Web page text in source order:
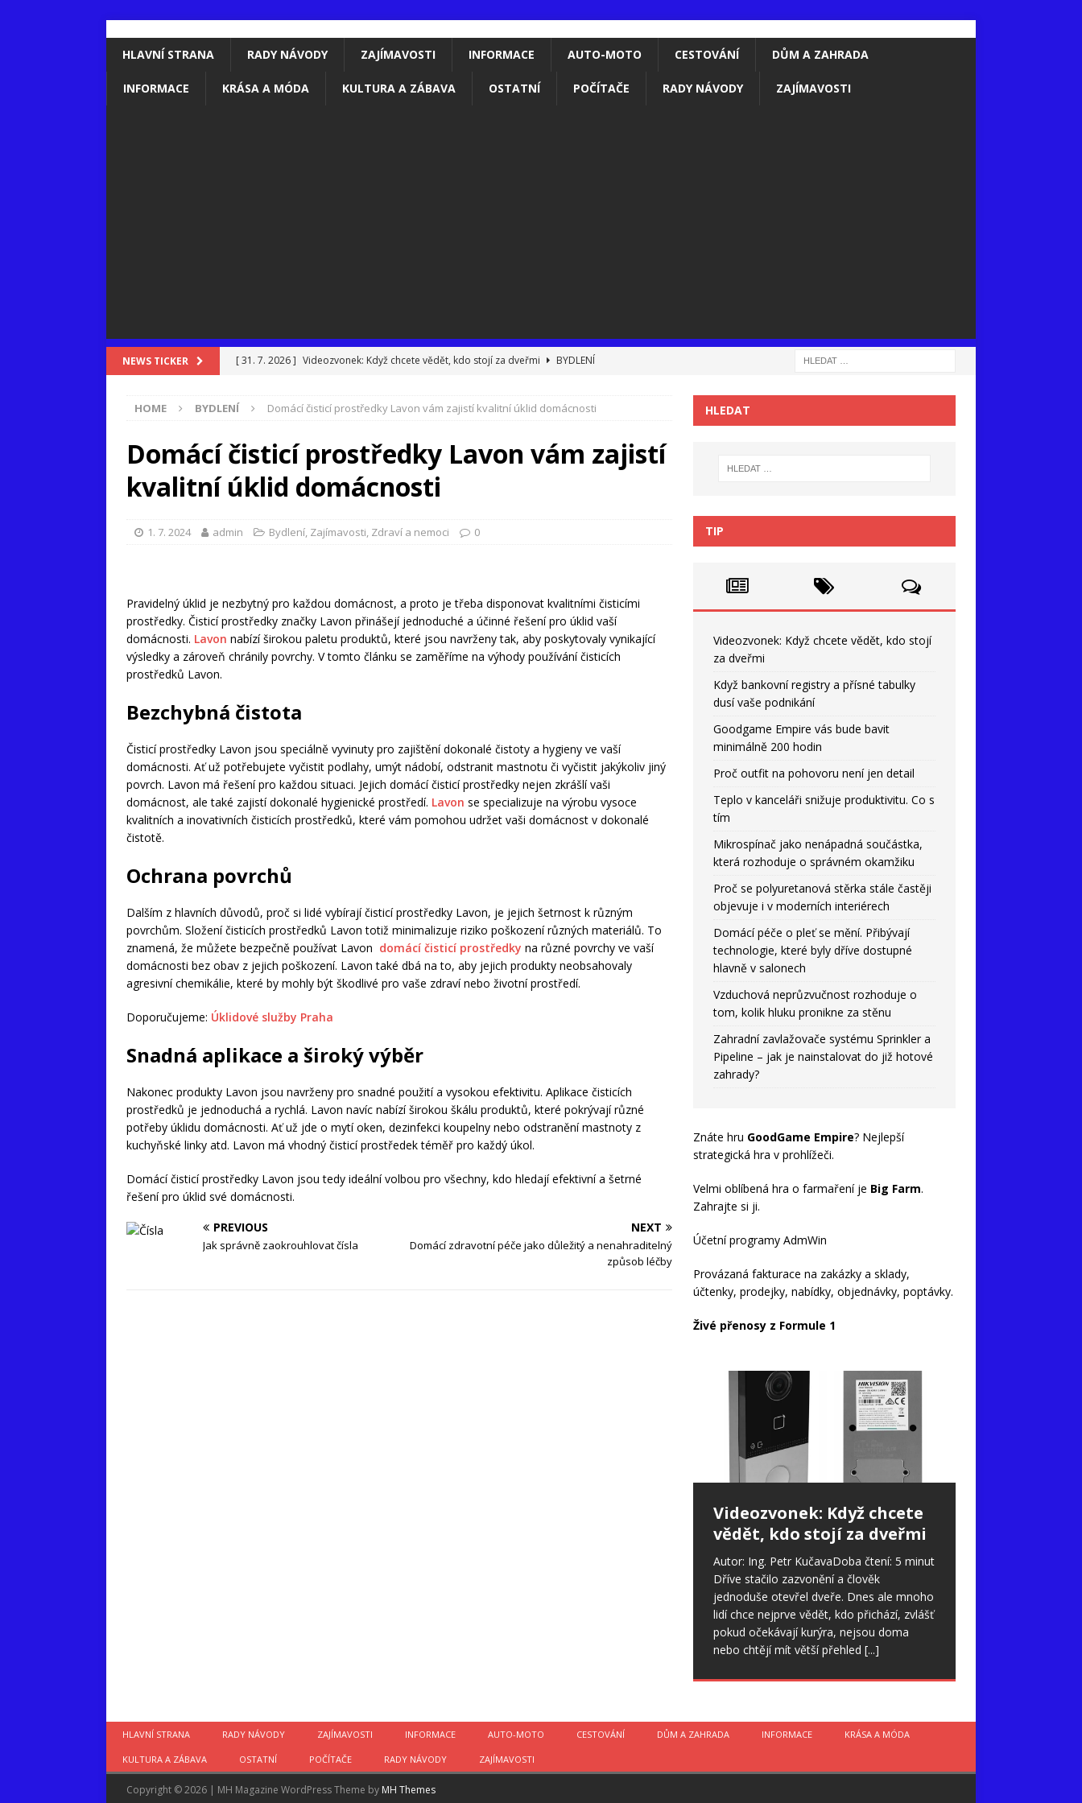
HLAVNÍ STRANA RADY NÁVODY ZAJÍMAVOSTI INFORMACE AUTO-MOTO CESTOVÁNÍ DŮM A ZAHRADA
INFORMACE KRÁSA A MÓDA KULTURA A ZÁBAVA OSTATNÍ POČÍTAČE RADY NÁVODY ZAJÍMAVOSTI
NEWS TICKER [ 31. 7. 2026 ] Videozvonek: Když chcete vědět, kdo stojí za dveřmi
BYDLENÍ
[ 8. 7. 2026 ] Goodgame Empire vás bude bavit minimálně 200 hodin
POČÍTAČE
[ 7. 7. 2026 ]
Proč outfit na pohovoru není jen detail
RADY NÁVODY
Teplo v kanceláři snižuje produktivitu. Co s tím
HOME BYDLENÍ Domácí čisticí prostředky Lavon vám zajistí kvalitní úklid domácnosti
Domácí čisticí prostředky Lavon vám zajistí
kvalitní úklid domácnosti
1. 7. 2024 admin Bydlení, Zajímavosti, Zdraví a nemoci 0
Pravidelný úklid je nezbytný pro každou domácnost, a proto je třeba disponovat kvalitními čisticími
prostředky. Čisticí prostředky značky Lavon přinášejí jednoduché a účinné řešení pro úklid vaší
domácnosti. Lavon nabízí širokou paletu produktů, které jsou navrženy tak, aby poskytovaly vynikající
výsledky a zároveň chránily povrchy. V tomto článku se zaměříme na výhody používání čisticích
prostředků Lavon.
Bezchybná čistota
Čisticí prostředky Lavon jsou speciálně vyvinuty pro zajištění dokonalé čistoty a hygieny ve vaší
domácnosti. Ať už potřebujete vyčistit podlahy, umýt nádobí, odstranit mastnotu či vyčistit jakýkoliv jiný
povrch. Lavon má řešení pro každou situaci. Jejich domácí čisticí prostředky nejen zkrášlí vaši
domácnost, ale také zajistí dokonalé hygienické prostředí. Lavon se specializuje na výrobu vysoce
kvalitních a inovativních čisticích prostředků, které vám pomohou udržet vaši domácnost v dokonalé
čistotě.
Ochrana povrchů
Dalším z hlavních důvodů, proč si lidé vybírají čisticí prostředky Lavon, je jejich šetrnost k různým
povrchům. Složení čisticích prostředků Lavon totiž minimalizuje riziko poškození různých materiálů. To
znamená, že můžete bezpečně používat Lavon domácí čisticí prostředky na různé povrchy ve vaší
domácnosti bez obav z jejich poškození. Lavon také dbá na to, aby jejich produkty neobsahovaly
agresivní chemikálie, které by mohly být škodlivé pro vaše zdraví nebo životní prostředí.
Doporučujeme: Úklidové služby Praha
Snadná aplikace a široký výběr
Nakonec produkty Lavon jsou navrženy pro snadné použití a vysokou efektivitu. Aplikace čisticích
prostředků je jednoduchá a rychlá. Lavon navíc nabízí širokou škálu produktů, které pokrývají různé
potřeby úklidu domácnosti. Ať už jde o mytí oken, dezinfekci koupelny nebo odstranění mastnoty z
kuchyňské linky atd. Lavon má vhodný čisticí prostředek téměř pro každý úkol.
Domácí čisticí prostředky Lavon jsou tedy ideální volbou pro všechny, kdo hledají efektivní a šetrné
řešení pro úklid své domácnosti.
PREVIOUS
Jak správně zaokrouhlovat čísla
NEXT
Domácí zdravotní péče jako důležitý a nenahraditelný
způsob léčby
HLEDAT
TIP
Videozvonek: Když chcete vědět, kdo stojí
za dveřmi
Když bankovní registry a přísné tabulky
dusí vaše podnikání
Goodgame Empire vás bude bavit
minimálně 200 hodin
Proč outfit na pohovoru není jen detail
Teplo v kanceláři snižuje produktivitu. Co s
tím
Mikrospínač jako nenápadná součástka,
která rozhoduje o správném okamžiku
Proč se polyuretanová stěrka stále častěji
objevuje i v moderních interiérech
Domácí péče o pleť se mění. Přibývají
technologie, které byly dříve dostupné
hlavně v salonech
Vzduchová neprůzvučnost rozhoduje o
tom, kolik hluku pronikne za stěnu
Zahradní zavlažovače systému Sprinkler a
Pipeline – jak je nainstalovat do již hotové
zahrady?
Znáte hru GoodGame Empire? Nejlepší
strategická hra v prohlížeči.
Velmi oblíbená hra o farmaření je Big Farm.
Zahrajte si ji.
Účetní programy AdmWin
Provázaná fakturace na zakázky a sklady,
účtenky, prodejky, nabídky, objednávky, poptávky.
Živé přenosy z Formule 1
Videozvonek: Když chcete
vědět, kdo stojí za dveřmi
Autor: Ing. Petr KučavaDoba čtení: 5 minut
Dříve stačilo zazvonění a člověk
jednoduše otevřel dveře. Dnes ale mnoho
lidí chce nejprve vědět, kdo přichází, zvlášť
pokud očekávají kurýra, nejsou doma
nebo chtějí mít větší přehled [...]
HLAVNÍ STRANA RADY NÁVODY ZAJÍMAVOSTI INFORMACE AUTO-MOTO CESTOVÁNÍ DŮM A ZAHRADA INFORMACE KRÁSA A MÓDA
KULTURA A ZÁBAVA OSTATNÍ POČÍTAČE RADY NÁVODY ZAJÍMAVOSTI
Copyright © 2026 | MH Magazine WordPress Theme by MH Themes